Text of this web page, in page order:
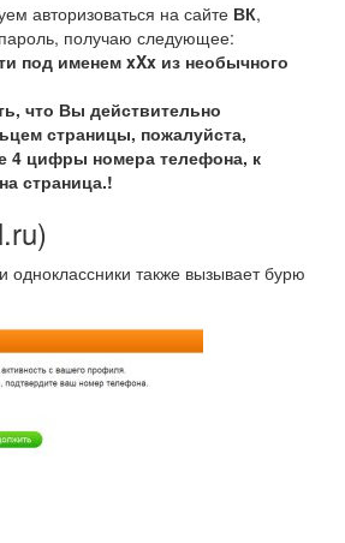
авторизоваться на сайте ВК,
получаю следующее:
под именем xXx из необычного
что Вы действительно
страницы, пожалуйста,
4 цифры номера телефона, к
страница.!
одноклассники также вызывает бурю